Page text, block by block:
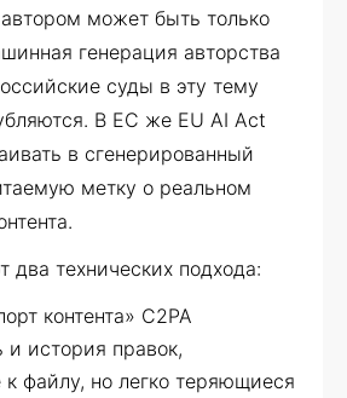
автором может быть только
генерация авторства
суды в эту тему
В ЕС же EU AI Act
в сгенерированный
метку о реальном
два технических подхода:
контента» C2PA
и история правок,
файлу, но легко теряющиеся